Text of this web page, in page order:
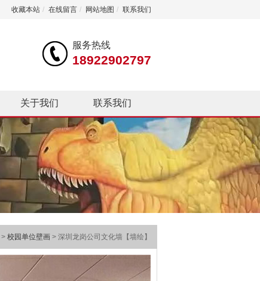
收藏本站 / 在线留言 / 网站地图 / 联系我们
服务热线
18922902797
关于我们 联系我们
> 校园单位壁画 > 深圳龙岗公司文化墙【墙绘】